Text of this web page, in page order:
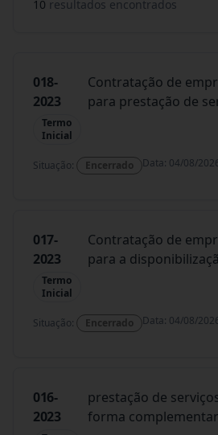
10 resultados encontrados
018-
2023
Termo
Inicial
Contratação de
para prestação de
Situação: Encerrado Data: 04/08/
017-
2023
Termo
Inicial
Contratação de
para a
Situação: Encerrado Data: 04/08/
016-
2023
prestação de
forma